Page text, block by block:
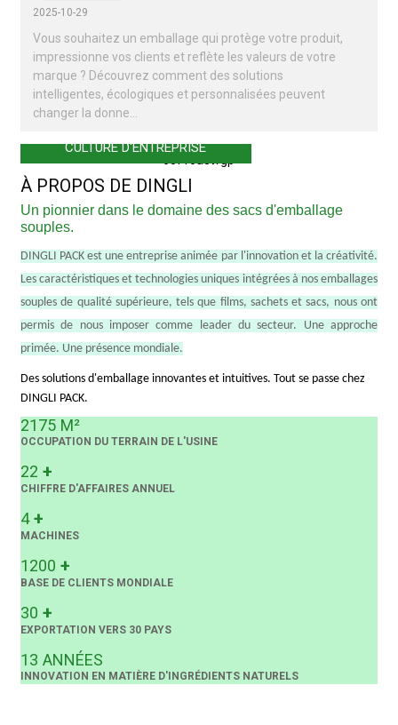
2025-10-29
Vous souhaitez un emballage qui protège votre produit,
impressionne vos clients et reflète les valeurs de votre
marque ? Découvrez comment des solutions
intelligentes, écologiques et personnalisées peuvent
changer la donne…
CULTURE D'ENTREPRISE
À PROPOS DE DINGLI
Un pionnier dans le domaine des sacs d'emballage
souples.
DINGLI PACK est une entreprise animée par l'innovation et la créativité.
Les caractéristiques et technologies uniques intégrées à nos emballages
souples de qualité supérieure, tels que films, sachets et sacs, nous ont
permis de nous imposer comme leader du secteur. Une approche
primée. Une présence mondiale.
Des solutions d'emballage innovantes et intuitives. Tout se passe chez
DINGLI PACK.
2175 M²
OCCUPATION DU TERRAIN DE L'USINE
22 +
CHIFFRE D'AFFAIRES ANNUEL
4 +
MACHINES
1200 +
BASE DE CLIENTS MONDIALE
30 +
EXPORTATION VERS 30 PAYS
13 ANNÉES
INNOVATION EN MATIÈRE D'INGRÉDIENTS NATURELS